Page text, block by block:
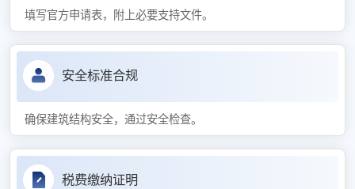
填写官方申请表，附上必要支持文件。
安全标准合规
确保建筑结构安全，通过安全检查。
税费缴纳证明